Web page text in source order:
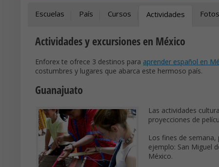
Escuelas País Cursos Actividades Fotos
Actividades y excursiones en México
Enforex te ofrece 3 destinos para aprender español en
costumbres y lugares que abarca este hermoso país.
Guanajuato
Las actividades
proyecciones de
Los fines de
ejemplo: San Miguel
México.